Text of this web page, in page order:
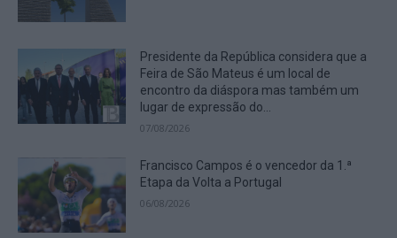
Presidente da República considera que a
Feira de São Mateus é um local de
encontro da diáspora mas também um
lugar de expressão do...
07/08/2026
Francisco Campos é o vencedor da 1.ª
Etapa da Volta a Portugal
06/08/2026